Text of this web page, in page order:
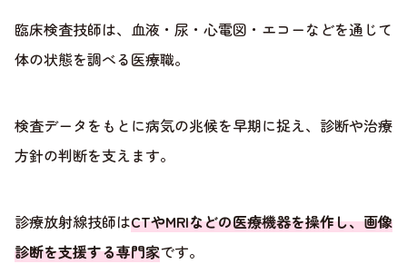
臨床検査技師は、血液・尿・心電図・エコーなどを通じて
体の状態を調べる医療職。
検査データをもとに病気の兆候を早期に捉え、診断や治療
方針の判断を支えます。
診療放射線技師はCTやMRIなどの医療機器を操作し、画像
診断を支援する専門家です。